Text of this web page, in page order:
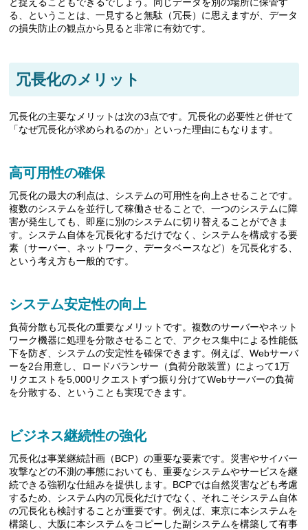
る、ということは、一見すると無駄（冗長）に思えますが、データ
の損失防止の観点から見ると非常に有効です。
冗長化のメリット
冗長化の主要なメリットは次の3点です。冗長化の必要性と併せて
「なぜ冗長化が求められるのか」といった理由にもなります。
高可用性の確保
冗長化の最大の利点は、システムの可用性を向上させることです。
複数のシステムを並行して稼働させることで、一つのシステムに障
害が発生しても、即座に別のシステムに切り替えることができま
す。システム自体を冗長化するだけでなく、システムを構成する要
素（サーバー、ネットワーク、データベースなど）を冗長化する、
という考え方も一般的です。
システム安定性の向上
負荷分散も冗長化の重要なメリットです。複数のサーバーやネット
ワーク機器に処理を分散させることで、アクセス集中による性能低
下を防ぎ、システムの安定性を確保できます。例えば、Webサーバ
ーを2台用意し、ロードバランサー（負荷分散装置）によって1万
リクエストを5,000リクエストずつ振り分けてWebサーバーの負荷
を分散する、ということも実現できます。
ビジネス継続性の強化
冗長化は事業継続計画（BCP）の重要な要素です。災害やサイバー
攻撃などの不測の事態においても、重要なシステムやサービスを継
続できる強靭な仕組みを提供します。BCPでは自然災害なども考慮
するため、システム内の冗長化だけでなく、それこそシステム自体
の冗長化も検討することが重要です。例えば、東京に本システムを
構築し、大阪に本システムをコピーした副システムを構築して有事